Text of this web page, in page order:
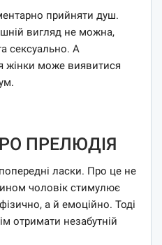
прийняти душ.
вигляд не можна,
сексуально. А
жінки може виявитися
ПРЕЛЮДІЯ
ласки. Про це не
чоловік стимулює
а й емоційно. Тоді
отримати незабутній